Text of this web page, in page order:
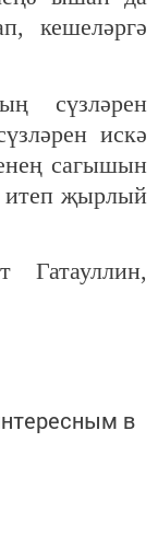
кешеләргә
искә
сагышын
итеп җырлый
Гатауллин,
в